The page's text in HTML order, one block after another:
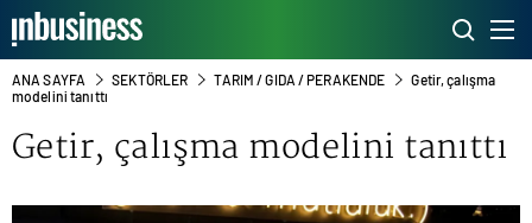
ANA SAYFA SEKTÖRLER TARIM / GIDA / PERAKENDE
Getir, çalışma
modelini tanıttı
Getir, çalışma modelini tanıttı